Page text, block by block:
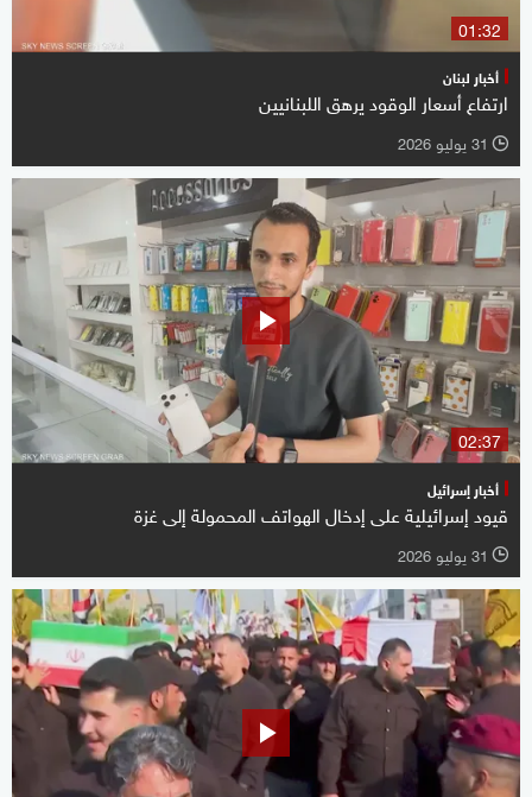
01:32
أخبار لبنان
ارتفاع أسعار الوقود يرهق اللبنانيين
l 31 يوليو 2026
02:37
أخبار إسرائيل
قيود إسرائيلية على إدخال الهواتف المحمولة إلى غزة
l 31 يوليو 2026